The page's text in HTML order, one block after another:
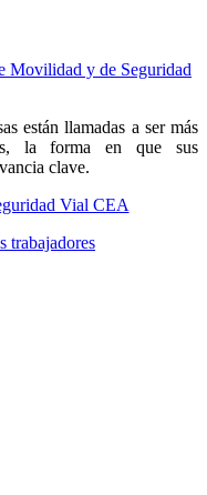
están llamadas a ser más
la forma en que sus
clave.